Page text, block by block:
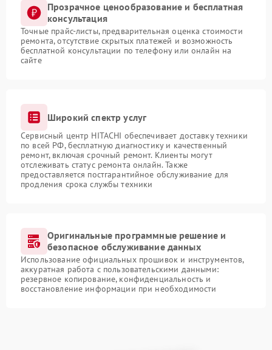
Прозрачное ценообразование и бесплатная
консультация
Точные прайс-листы, предварительная оценка стоимости
ремонта, отсутствие скрытых платежей и возможность
бесплатной консультации по телефону или онлайн на
сайте
Широкий спектр услуг
Сервисный центр HITACHI обеспечивает доставку техники
по всей РФ, бесплатную диагностику и качественный
ремонт, включая срочный ремонт. Клиенты могут
отслеживать статус ремонта онлайн. Также
предоставляется постгарантийное обслуживание для
продления срока службы техники
Оригинальные программные решение и
безопасное обслуживание данных
Использование официальных прошивок и инструментов,
аккуратная работа с пользовательскими данными:
резервное копирование, конфиденциальность и
восстановление информации при необходимости